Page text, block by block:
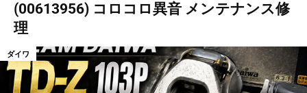
(00613956) コロコロ異音 メンテナンス修
理
ダイワ